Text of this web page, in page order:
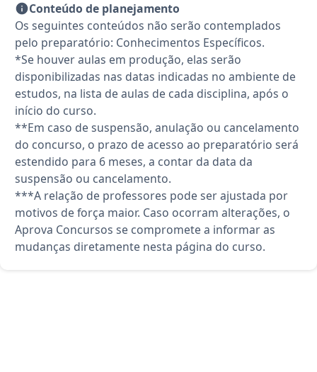
Conteúdo de planejamento
Os seguintes conteúdos não serão contemplados
pelo preparatório: Conhecimentos Específicos.
*Se houver aulas em produção, elas serão
disponibilizadas nas datas indicadas no ambiente de
estudos, na lista de aulas de cada disciplina, após o
início do curso.
**Em caso de suspensão, anulação ou cancelamento
do concurso, o prazo de acesso ao preparatório será
estendido para 6 meses, a contar da data da
suspensão ou cancelamento.
***A relação de professores pode ser ajustada por
motivos de força maior. Caso ocorram alterações, o
Aprova Concursos se compromete a informar as
mudanças diretamente nesta página do curso.